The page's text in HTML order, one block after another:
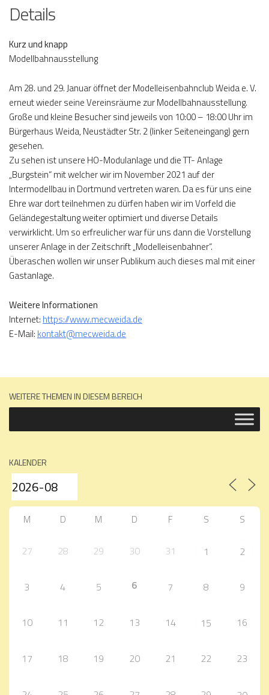
Details
Kurz und knapp
Modellbahnausstellung
Am 28. und 29. Januar öffnet der Modelleisenbahnclub Weida e. V.
erneut wieder seine Vereinsräume zur Modellbahnausstellung.
Große und kleine Besucher sind jeweils von 10:00 – 18:00 Uhr im
Bürgerhaus Weida, Neustädter Str. 2 (linker Seiteneingang) gern
gesehen.
Zu sehen ist unsere HO-Modulanlage und die TT- Anlage
„Burgstein“ mit welcher wir im November 2021 auf der
Intermodellbau in Dortmund vertreten waren. Da es für uns eine
Ehre war dort teilnehmen zu dürfen haben wir im Vorfeld die
Geländegestaltung weiter optimiert und diverse Details
verwirklicht. Um so erfreulicher war für uns dann die Vorstellung
unserer Anlage in der Zeitschrift „Modelleisenbahner“.
Überaschen wollen wir unser Publikum auch dieses mal mit einer
Gastanlage.
Weitere Informationen
Internet: https://www.mecweida.de
E-Mail: kontakt@mecweida.de
WEITERE THEMEN IN DIESEM BEREICH
KALENDER
M D M D F S S
27 28 29 30 31 1 2
3 4 5 6 7 8 9
10 11 12 13 14 15 16
17 18 19 20 21 22 23